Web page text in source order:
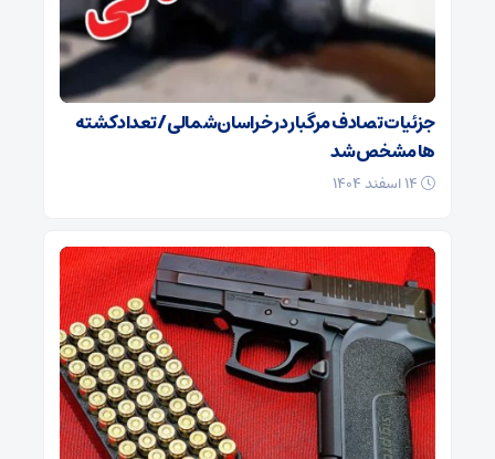
جزئیات تصادف مرگبار در خراسان‌شمالی/ تعداد کشته
ها مشخص شد